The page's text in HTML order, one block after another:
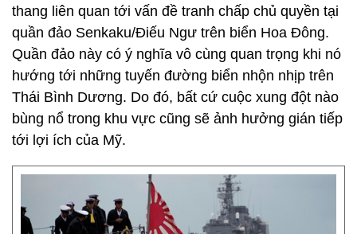
thang liên quan tới vấn đề tranh chấp chủ quyền tại
quần đảo Senkaku/Điếu Ngư trên biển Hoa Đông.
Quần đảo này có ý nghĩa vô cùng quan trọng khi nó
hướng tới những tuyến đường biển nhộn nhịp trên
Thái Bình Dương. Do đó, bất cứ cuộc xung đột nào
bùng nổ trong khu vực cũng sẽ ảnh hưởng gián tiếp
tới lợi ích của Mỹ.